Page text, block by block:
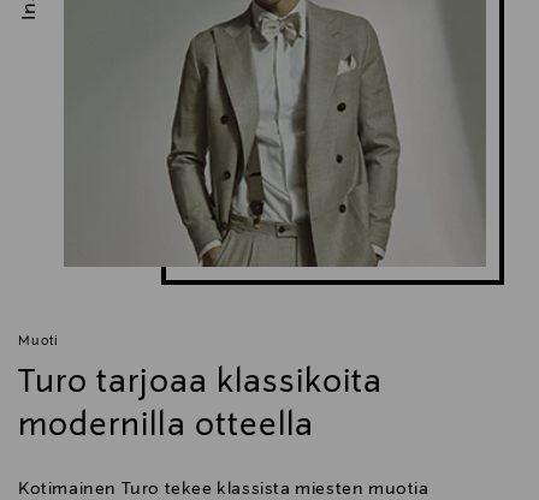
Muoti
Turo tarjoaa klassikoita
modernilla otteella
Kotimainen Turo tekee klassista miesten muotia